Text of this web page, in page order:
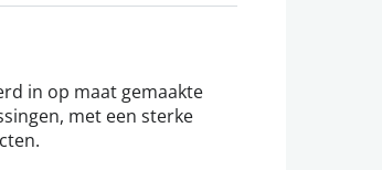
in op maat gemaakte
met een sterke